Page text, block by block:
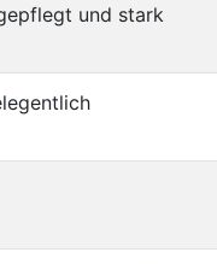
und stark